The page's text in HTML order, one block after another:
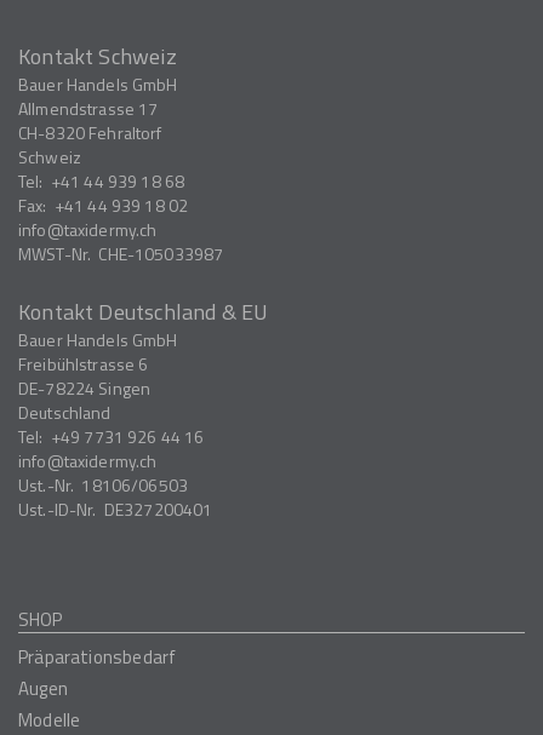
Kontakt Schweiz
Bauer Handels GmbH
Allmendstrasse 17
CH-8320Fehraltorf
Schweiz
Tel: +41 44 939 18 68
Fax: +41 44 939 18 02
info
taxidermy.ch
MWST-Nr. CHE-105033987
Kontakt Deutschland & EU
Bauer Handels GmbH
Freibühlstrasse 6
DE-78224 Singen
Deutschland
Tel: +49 7731 926 44 16
info
taxidermy.ch
Ust.-Nr. 18106/06503
Ust.-ID-Nr. DE327200401
SHOP
Präparationsbedarf
Augen
Modelle